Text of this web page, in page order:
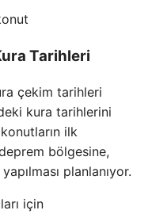
Tarihleri
çekim tarihleri
kura tarihlerini
ilk
bölgesine,
planlanıyor.
için